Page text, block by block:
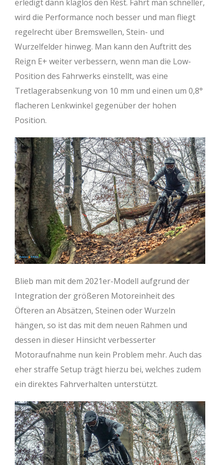
erledigt dann klaglos den Rest. Fährt man schneller,
wird die Performance noch besser und man fliegt
regelrecht über Bremswellen, Stein- und
Wurzelfelder hinweg. Man kann den Auftritt des
Reign E+ weiter verbessern, wenn man die Low-
Position des Fahrwerks einstellt, was eine
Tretlagerabsenkung von 10 mm und einen um 0,8°
flacheren Lenkwinkel gegenüber der hohen
Position.
Blieb man mit dem 2021er-Modell aufgrund der
Integration der größeren Motoreinheit des
Öfteren an Absätzen, Steinen oder Wurzeln
hängen, so ist das mit dem neuen Rahmen und
dessen in dieser Hinsicht verbesserter
Motoraufnahme nun kein Problem mehr. Auch das
eher straffe Setup trägt hierzu bei, welches zudem
ein direktes Fahrverhalten unterstützt.